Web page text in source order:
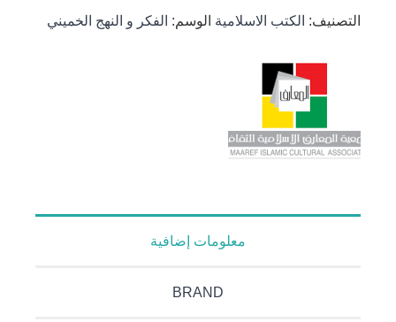
التصنيف: الكتب الاسلامية الوسم: الفكر و النهج الخميني
معلومات إضافية
BRAND